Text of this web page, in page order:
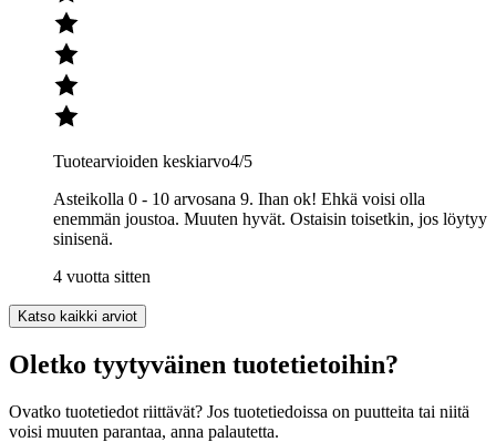
Tuotearvioiden keskiarvo4/5
Asteikolla 0 - 10 arvosana 9. Ihan ok! Ehkä voisi olla
enemmän joustoa. Muuten hyvät. Ostaisin toisetkin, jos löytyy
sinisenä.
4 vuotta sitten
Katso kaikki arviot
Oletko tyytyväinen tuotetietoihin?
Ovatko tuotetiedot riittävät? Jos tuotetiedoissa on puutteita tai niitä
voisi muuten parantaa, anna palautetta.